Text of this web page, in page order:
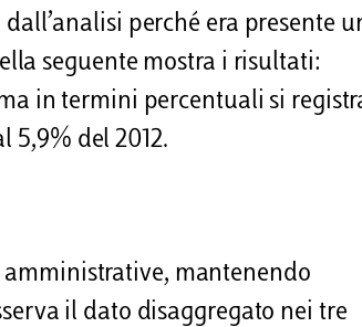
perché era presente
seguente mostra i risultati:
in termini percentuali si
5,9% del 2012.
amministrative, mantenendo
il dato disaggregato nei tre